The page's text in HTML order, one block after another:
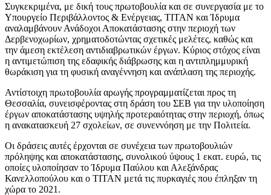
Συγκεκριμένα, με δική τους πρωτοβουλία και σε συνεργασία με το
Υπουργείο Περιβάλλοντος & Ενέργειας, ΤΙΤΑΝ και Ίδρυμα
αναλαμβάνουν Ανάδοχοι Αποκατάστασης στην περιοχή των
Δερβενοχωρίων, χρηματοδοτώντας σχετικές μελέτες, καθώς και
την άμεση εκτέλεση αντιδιαβρωτικών έργων. Κύριος στόχος είναι
η αντιμετώπιση της εδαφικής διάβρωσης και η αντιπλημμυρική
θωράκιση για τη φυσική αναγέννηση και ανάπλαση της περιοχής.
Αντίστοιχη πρωτοβουλία αρωγής προγραμματίζεται προς τη
Θεσσαλία, συνεισφέροντας στη δράση του ΣΕΒ για την υλοποίηση
έργων αποκατάστασης υψηλής προτεραιότητας στην περιοχή, όπως
η ανακατασκευή 27 σχολείων, σε συνεννόηση με την Πολιτεία.
Οι δράσεις αυτές έρχονται σε συνέχεια των πρωτοβουλιών
πρόληψης και αποκατάστασης, συνολικού ύψους 1 εκατ. ευρώ, τις
οποίες υλοποίησαν το Ίδρυμα Παύλου και Αλεξάνδρας
Κανελλοπούλου και ο ΤΙΤΑΝ μετά τις πυρκαγιές που έπληξαν τη
χώρα το 2021.